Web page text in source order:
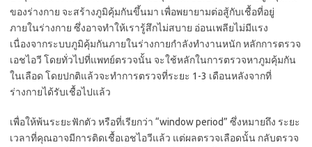
ของร่างกาย จะสร้างภูมิคุ้มกันขึ้นมา เพื่อพยายามต่อสู้กับเชื้อที่อยู่
ภายในร่างกาย ซึ่งอาจทำให้เรารู้สึกไม่สบาย อ่อนเพลียไม่มีแรง
เนื่องจากระบบภูมิคุ้มกันภายในร่างกายกำลังทำงานหนัก หลักการตรวจ
เอชไอวี โดยทั่วไปที่แพทย์ตรวจนั้น จะใช้หลักในการตรวจหาภูมคุ้มกัน
ในเลือด โดยปกติแล้วจะทำการตรวจที่ระยะ 1-3 เดือนหลังจากที่
ร่างกายได้รับเชื้อไปแล้ว
เพื่อให้พ้นระยะฟักตัว หรือที่เรียกว่า “window period” ซึ่งหมายถึง ระยะ
เวลาที่คุณอาจมีการติดเชื้อเอชไอวีแล้ว แต่ผลตรวจเลือดนั้น กลับตรวจ